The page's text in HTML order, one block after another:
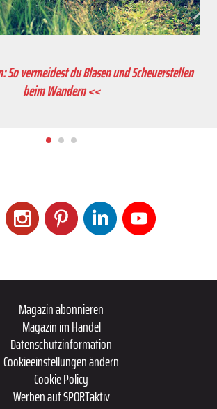
So vermeidest du Blasen und Scheuerstellen
beim Wandern <<
Magazin abonnieren
Magazin im Handel
Datenschutzinformation
Cookieeinstellungen ändern
Cookie Policy
Werben auf SPORTaktiv